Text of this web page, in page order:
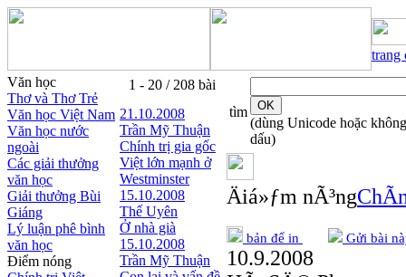
trang
Văn học
Thơ và Thơ Trẻ
Văn học Việt Nam
Văn học nước
ngoài
Các giải thưởng
văn học
Giải thưởng Bùi
Giáng
Lý luận phê bình
văn học
Điểm nóng
1 - 20 / 208 bài
21.10.2008
Trần Mỹ Thuận
Chính trị gia gốc
Việt lớn mạnh ở
Westminster
15.10.2008
Thế Uyên
Ở nhà già
15.10.2008
Trần Mỹ Thuận
tìm
(dùng Unicode hoặc không
dấu)
Äiá»ƒm nÃ³ng
bản để in Gửi bài
10.9.2008